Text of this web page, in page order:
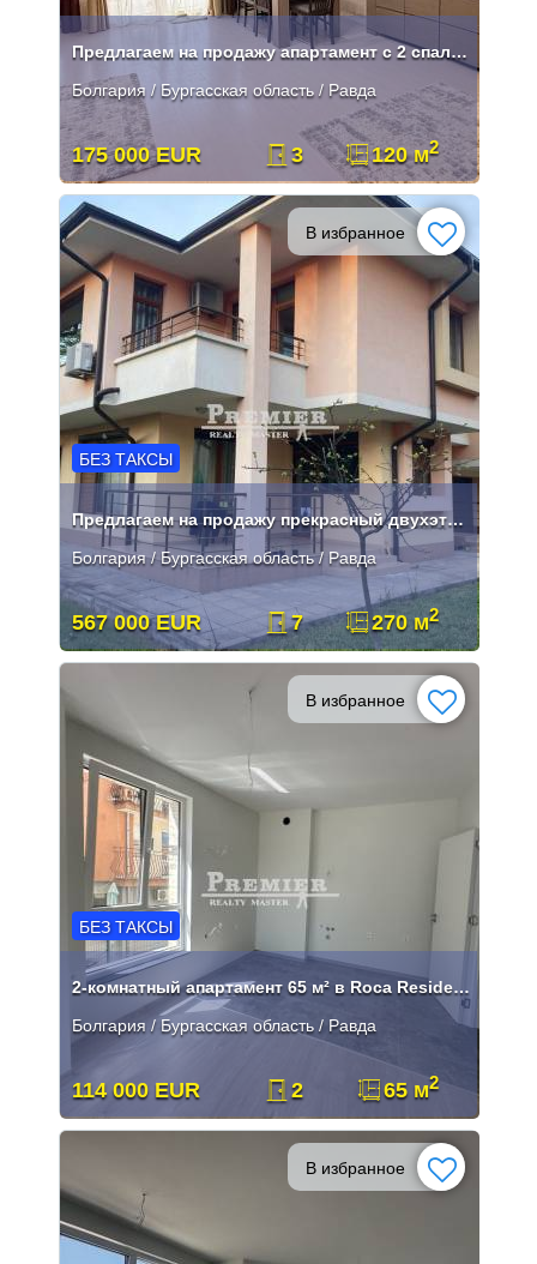
Предлагаем на продажу апартамент с 2 спальнями с видом на море
Болгария / Бургасская область / Равда
175 000 EUR 3 120 м2
В избранное
БЕЗ ТАКСЫ
Предлагаем на продажу прекрасный двухэтажный дом в селе Равда.
Болгария / Бургасская область / Равда
567 000 EUR 7 270 м2
В избранное
БЕЗ ТАКСЫ
2-комнатный апартамент 65 м² в Roca Residence, Равда
Болгария / Бургасская область / Равда
114 000 EUR 2 65 м2
В избранное